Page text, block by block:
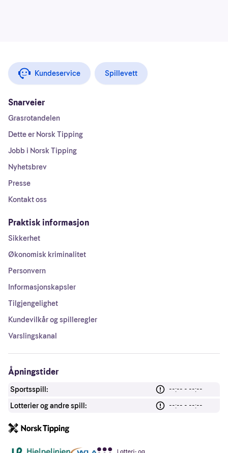
Kundeservice Spillevett
Snarveier
Grasrotandelen
Dette er Norsk Tipping
Jobb i Norsk Tipping
Nyhetsbrev
Presse
Kontakt oss
Praktisk informasjon
Sikkerhet
Økonomisk kriminalitet
Personvern
Informasjonskapsler
Tilgjengelighet
Kundevilkår og spilleregler
Varslingskanal
Åpningstider
Sportsspill:
--:-- - --:--
Lotterier og andre spill:
--:-- - --:--